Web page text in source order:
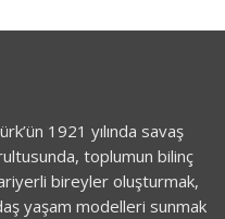
1921 yılında savaş
toplumun bilinç
bireyler oluşturmak,
yaşam modelleri sunmak